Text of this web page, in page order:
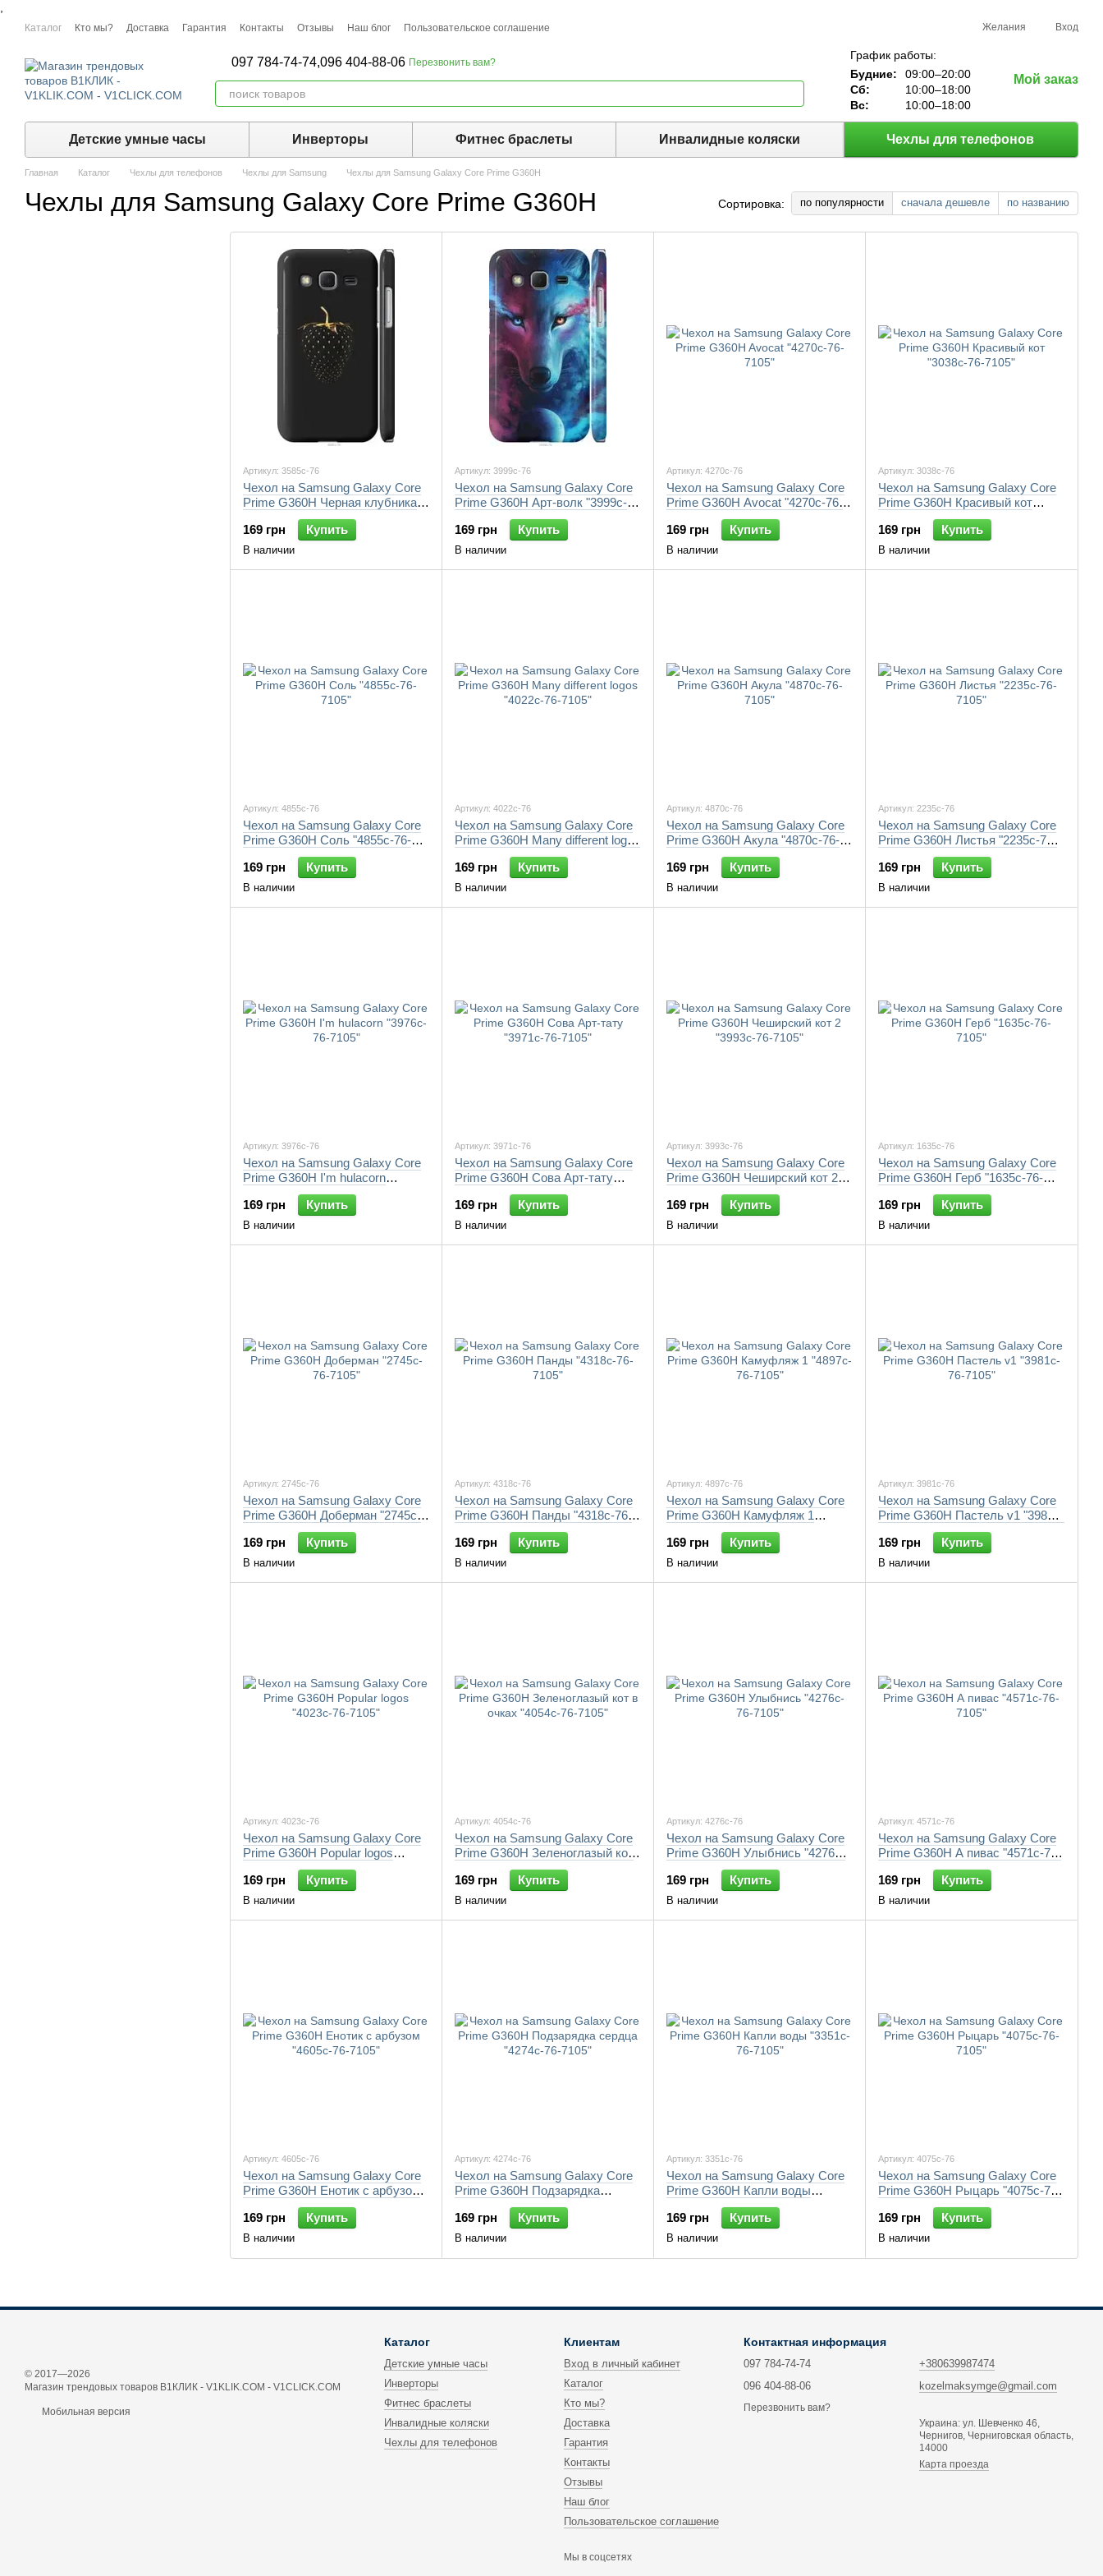
Перейти к основному контенту
Каталог Кто мы? Доставка Гарантия Контакты Отзывы Наш блог Пользовательское соглашение Желания Вход
097 784-74-74,096 404-88-06 Перезвонить вам?
График работы:
Будние:
09:00–20:00
Сб:
10:00–18:00
Вс:
10:00–18:00
Мой заказ
Детские умные часы Инверторы Фитнес браслеты Инвалидные коляски Чехлы для телефонов
Главная Каталог Чехлы для телефонов Чехлы для Samsung Чехлы для Samsung Galaxy Core Prime G360H
Чехлы для Samsung Galaxy Core Prime G360H Сортировка: по популярности сначала дешевле по названию
Артикул: 3585c-76
Чехол на Samsung Galaxy Core
Prime G360H Черная клубника
"3585c-76-7105"
169 грн
Купить
В наличии
Артикул: 3999c-76
Чехол на Samsung Galaxy Core
Prime G360H Арт-волк "3999c-
169 грн
Купить
В наличии
Артикул: 4270c-76
Чехол на Samsung Galaxy Core
Prime G360H Avocat "4270c-76-
169 грн
Купить
В наличии
Артикул: 3038c-76
Чехол на Samsung Galaxy Core
Prime G360H Красивый кот
"3038c-76-7105"
169 грн
Купить
В наличии
Артикул: 4855c-76
Чехол на Samsung Galaxy Core
Prime G360H Соль "4855c-76-
169 грн
Купить
В наличии
Артикул: 4022c-76
Чехол на Samsung Galaxy Core
Prime G360H Many different logos
"4022c-76-7105"
169 грн
Купить
В наличии
Артикул: 4870c-76
Чехол на Samsung Galaxy Core
Prime G360H Акула "4870c-76-
169 грн
Купить
В наличии
Артикул: 2235c-76
Чехол на Samsung Galaxy Core
Prime G360H Листья "2235c-76-
169 грн
Купить
В наличии
Артикул: 3976c-76
Чехол на Samsung Galaxy Core
Prime G360H I'm hulacorn
"3976c-76-7105"
169 грн
Купить
В наличии
Артикул: 3971c-76
Чехол на Samsung Galaxy Core
Prime G360H Сова Арт-тату
"3971c-76-7105"
169 грн
Купить
В наличии
Артикул: 3993c-76
Чехол на Samsung Galaxy Core
Prime G360H Чеширский кот 2
"3993c-76-7105"
169 грн
Купить
В наличии
Артикул: 1635c-76
Чехол на Samsung Galaxy Core
Prime G360H Герб "1635c-76-
169 грн
Купить
В наличии
Артикул: 2745c-76
Чехол на Samsung Galaxy Core
Prime G360H Доберман "2745c-
169 грн
Купить
В наличии
Артикул: 4318c-76
Чехол на Samsung Galaxy Core
Prime G360H Панды "4318c-76-
169 грн
Купить
В наличии
Артикул: 4897c-76
Чехол на Samsung Galaxy Core
Prime G360H Камуфляж 1
"4897c-76-7105"
169 грн
Купить
В наличии
Артикул: 3981c-76
Чехол на Samsung Galaxy Core
Prime G360H Пастель v1 "3981c-
169 грн
Купить
В наличии
Артикул: 4023c-76
Чехол на Samsung Galaxy Core
Prime G360H Popular logos
"4023c-76-7105"
169 грн
Купить
В наличии
Артикул: 4054c-76
Чехол на Samsung Galaxy Core
Prime G360H Зеленоглазый кот
в очках "4054c-76-7105"
169 грн
Купить
В наличии
Артикул: 4276c-76
Чехол на Samsung Galaxy Core
Prime G360H Улыбнись "4276c-
169 грн
Купить
В наличии
Артикул: 4571c-76
Чехол на Samsung Galaxy Core
Prime G360H А пивас "4571c-76-
169 грн
Купить
В наличии
Артикул: 4605c-76
Чехол на Samsung Galaxy Core
Prime G360H Енотик с арбузом
"4605c-76-7105"
169 грн
Купить
В наличии
Артикул: 4274c-76
Чехол на Samsung Galaxy Core
Prime G360H Подзарядка
сердца "4274c-76-7105"
169 грн
Купить
В наличии
Артикул: 3351c-76
Чехол на Samsung Galaxy Core
Prime G360H Капли воды
"3351c-76-7105"
169 грн
Купить
В наличии
Артикул: 4075c-76
Чехол на Samsung Galaxy Core
Prime G360H Рыцарь "4075c-76-
169 грн
Купить
В наличии
© 2017—2026
Магазин трендовых товаров В1КЛИК - V1KLIK.COM - V1CLICK.COM
Мобильная версия
Каталог
Детские умные часы
Инверторы
Фитнес браслеты
Инвалидные коляски
Чехлы для телефонов
Клиентам
Вход в личный кабинет
Каталог
Кто мы?
Доставка
Гарантия
Контакты
Отзывы
Наш блог
Пользовательское соглашение
Мы в соцсетях
Контактная информация
097 784-74-74
096 404-88-06
Перезвонить вам?
+380639987474
kozelmaksymge@gmail.com
Украина: ул. Шевченко 46,
Чернигов, Черниговская область,
14000
Карта проезда